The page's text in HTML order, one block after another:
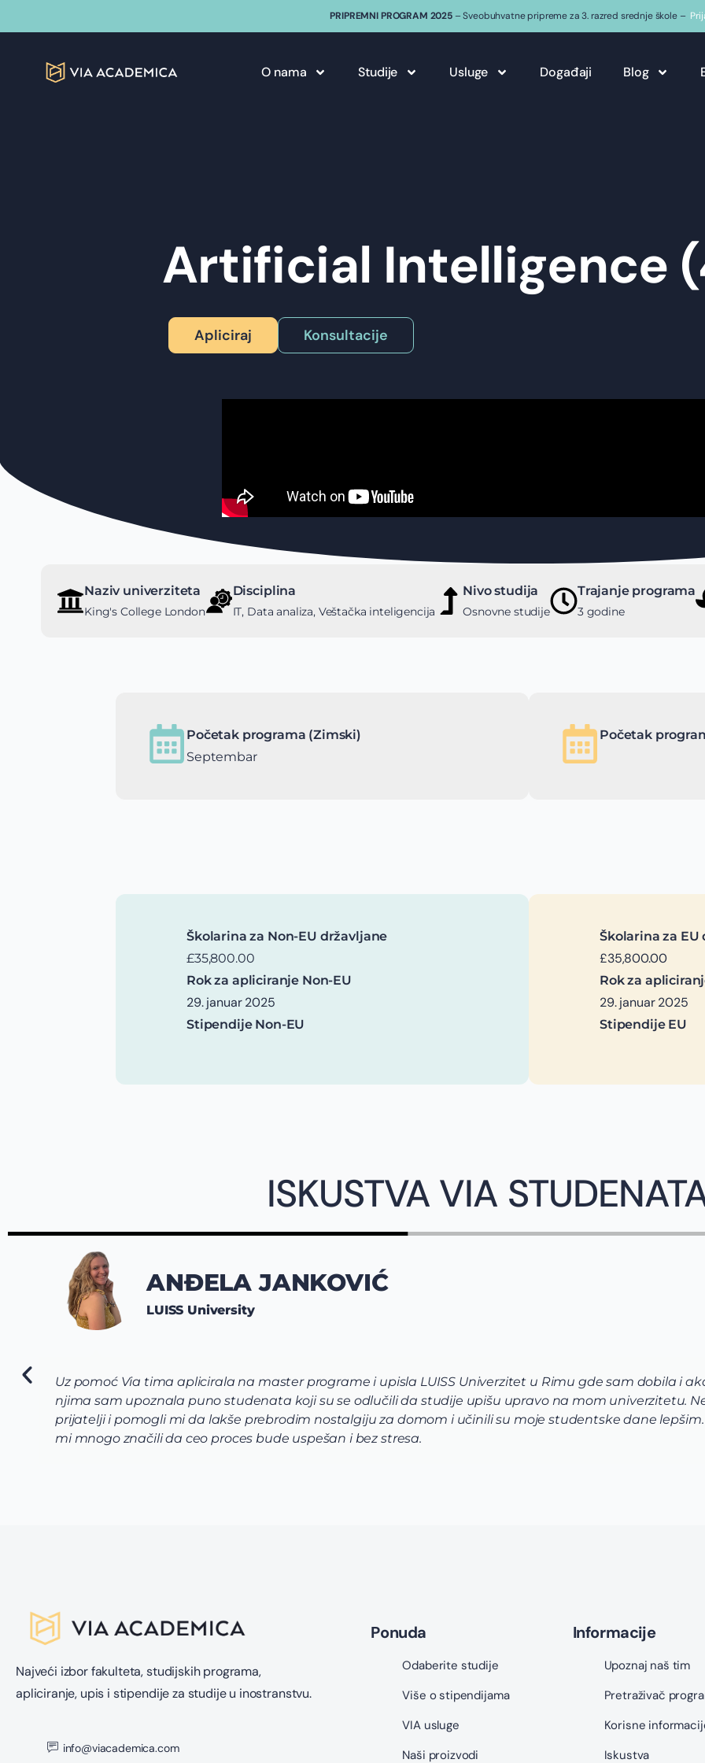
PRIPREMNI PROGRAM 2025– Sveobuhvatne pripreme za 3. razred srednje škole –
O nama Studije Usluge Događaji Blog
Artificial Intelligence
Apliciraj Konsultacije
Naziv univerziteta
King's College London
Disciplina
IT, Data analiza, Veštačka inteligencija
Nivo studija
Osnovne studije
Trajanje programa
3 godine
Početak programa (Zimski)
Septembar
Početak
Školarina za Non-EU državljane
£35,800.00
Rok za apliciranje Non-EU
29. januar 2025
Stipendije Non-EU
Školarina za EU
£35,800.00
Rok za
29. januar 2025
Stipendije EU
ISKUSTVA VIA
Uz pomoć Via tima aplicirala na master programe i upisla LUISS Univerzitet u Rimu gde sam dobila i
njima sam upoznala puno studenata koji su se odlučili da studije upišu upravo na mom univerzitetu.
prijatelji i pomogli mi da lakše prebrodim nostalgiju za domom i učinili su moje studentske dane
mi mnogo značili da ceo proces bude uspešan i bez stresa.
ANĐELA JANKOVIĆ
LUISS University
Najveći izbor fakulteta, studijskih programa,
apliciranje, upis i stipendije za studije u inostranstvu.
info@viacademica.com
Ponuda
Odaberite studije
Više o stipendijama
VIA usluge
Naši proizvodi
Informacije
Upoznaj naš tim
Pretraživač
Korisne
Iskustva